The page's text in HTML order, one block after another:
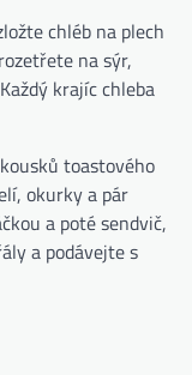
chléb na plech
na sýr,
krajíc chleba
toastového
okurky a pár
a poté sendvič,
a podávejte s